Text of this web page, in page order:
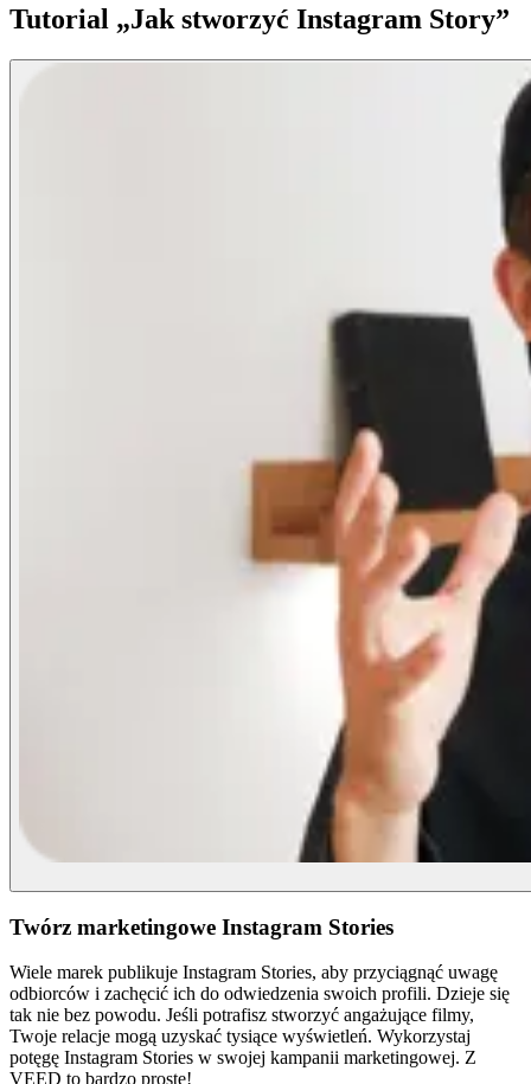
Tutorial „Jak stworzyć Instagram Story”
Twórz marketingowe Instagram Stories
Wiele marek publikuje Instagram Stories, aby przyciągnąć uwagę
odbiorców i zachęcić ich do odwiedzenia swoich profili. Dzieje się
tak nie bez powodu. Jeśli potrafisz stworzyć angażujące filmy,
Twoje relacje mogą uzyskać tysiące wyświetleń. Wykorzystaj
potęgę Instagram Stories w swojej kampanii marketingowej. Z
VEED to bardzo proste!